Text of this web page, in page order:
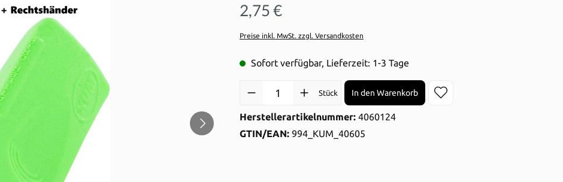
2,75 €
Preise inkl. MwSt. zzgl. Versandkosten
Sofort verfügbar, Lieferzeit: 1-3 Tage
Produkt Anzahl: Gib den gewünschten Wert ein oder benutze die
Stück In den Warenkorb
Herstellerartikelnummer: 4060124
GTIN/EAN: 994_KUM_40605